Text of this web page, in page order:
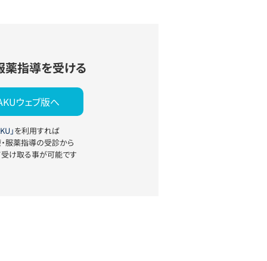
薬指導を受ける
ウェブ版へ
」を利用すれば
服薬指導の受診から
け取る事が可能です